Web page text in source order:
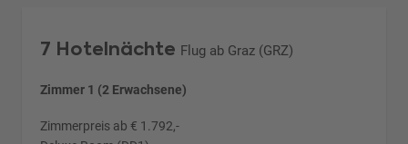
7 Hotelnächte Flug ab Graz (GRZ)
Zimmer 1 (2 Erwachsene)
Zimmerpreis ab € 1.792,-